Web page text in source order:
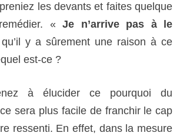
les devants et faites quelque
«Je n’arrive pas à le
y a sûrement une raison à ce
est-ce ?
à élucider ce pourquoi du
sera plus facile de franchir le cap
ressenti. En effet, dans la mesure